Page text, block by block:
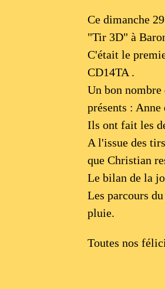
Ce dimanche
"Tir 3D" à
C'était le
CD14TA .
Un bon nombre
présents :
Ils ont fait les
A l'issue des
que Christian
Le bilan de la
Les parcours
pluie.
Toutes nos